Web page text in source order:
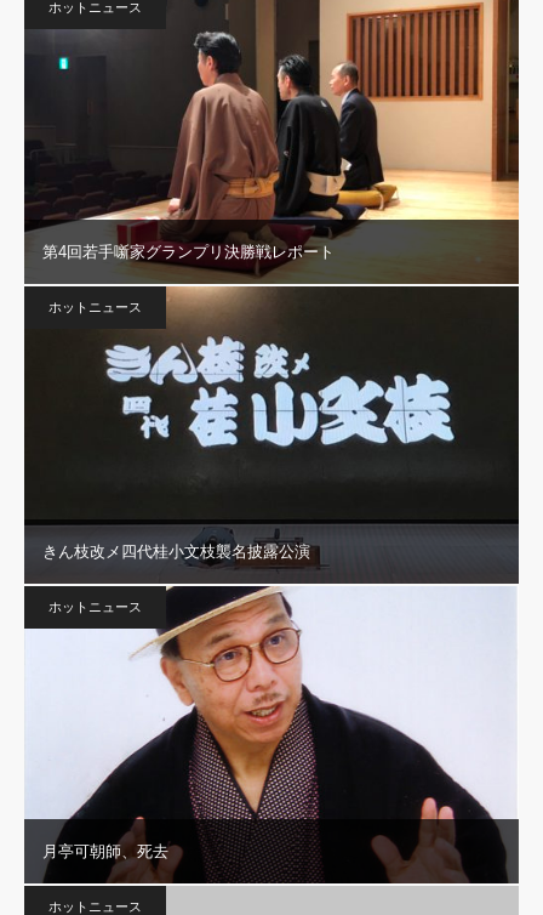
ホットニュース
第4回若手噺家グランプリ決勝戦レポート
ホットニュース
きん枝改メ四代桂小文枝襲名披露公演
ホットニュース
月亭可朝師、死去
ホットニュース